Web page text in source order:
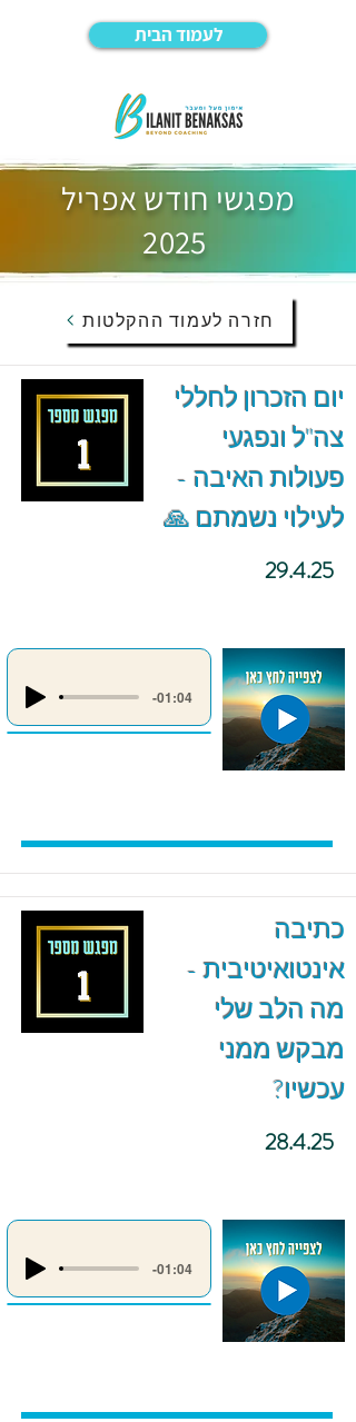
לעמוד הבית
מפגשי חודש אפריל
חזרה לעמוד ההקלטות
יום הזכרון לחללי
צה"ל ונפגעי
פעולות האיבה -
לעילוי נשמתם 🙏
29.4.25
-01:04
כתיבה
אינטואיטיבית -
מה הלב שלי
מבקש ממני
עכשיו?
28.4.25
-01:04